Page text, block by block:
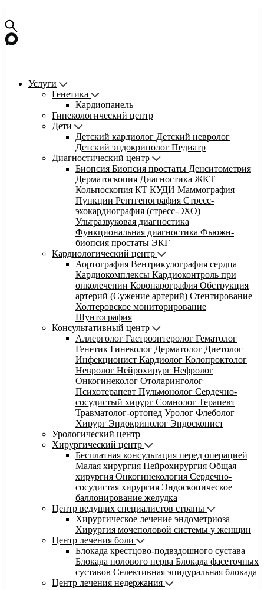
Услуги
Генетика
Кардиопанель
Гинекологический центр
Дети
Детский кардиолог Детский невролог
Детский эндокринолог Педиатр
Диагностический центр
Биопсия Биопсия простаты Денситометрия
Дерматоскопия Диагностика ЖКТ
Кольпоскопия КТ КУДИ Маммография
Пункции Рентгенография Стресс-
эхокардиография (стресс-ЭХО)
Ультразвуковая диагностика
Функциональная диагностика Фьюжн-
биопсия простаты ЭКГ
Кардиологический центр
Аортография Вентрикулография сердца
Кардиокомплексы Кардиоконтроль при
онколечении Коронарография Обструкция
артерий (Сужение артерий) Стентирование
Холтеровское мониторирование
Шунтография
Консультативный центр
Аллерголог Гастроэнтеролог Гематолог
Генетик Гинеколог Дерматолог Диетолог
Инфекционист Кардиолог Колопроктолог
Невролог Нейрохирург Нефролог
Онкогинеколог Отоларинголог
Психотерапевт Пульмонолог Сердечно-
сосудистый хирург Сомнолог Терапевт
Травматолог-ортопед Уролог Флеболог
Хирург Эндокринолог Эндоскопист
Урологический центр
Хирургический центр
Бесплатная консультация перед операцией
Малая хирургия Нейрохирургия Общая
хирургия Онкогинекология Сердечно-
сосудистая хирургия Эндоскопическое
баллонирование желудка
Центр ведущих специалистов страны
Хирургическое лечение эндометриоза
Хирургия мочеполовой системы у женщин
Центр лечения боли
Блокада крестцово-подвздошного сустава
Блокада полового нерва Блокада фасеточных
суставов Селективная эпидуральная блокада
Центр лечения недержания